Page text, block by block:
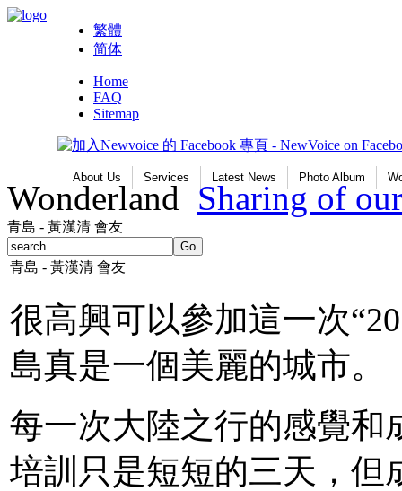
繁體
简体
Home
FAQ
Sitemap
About Us Services Latest News Photo Album
Wonderland Sharing of
青島 - 黃漢清 會友
青島 - 黃漢清 會友
很高興可以參加這一次
島真是一個美麗的城市。
每一次大陸之行的感覺和
培訓只是短短的三天，但